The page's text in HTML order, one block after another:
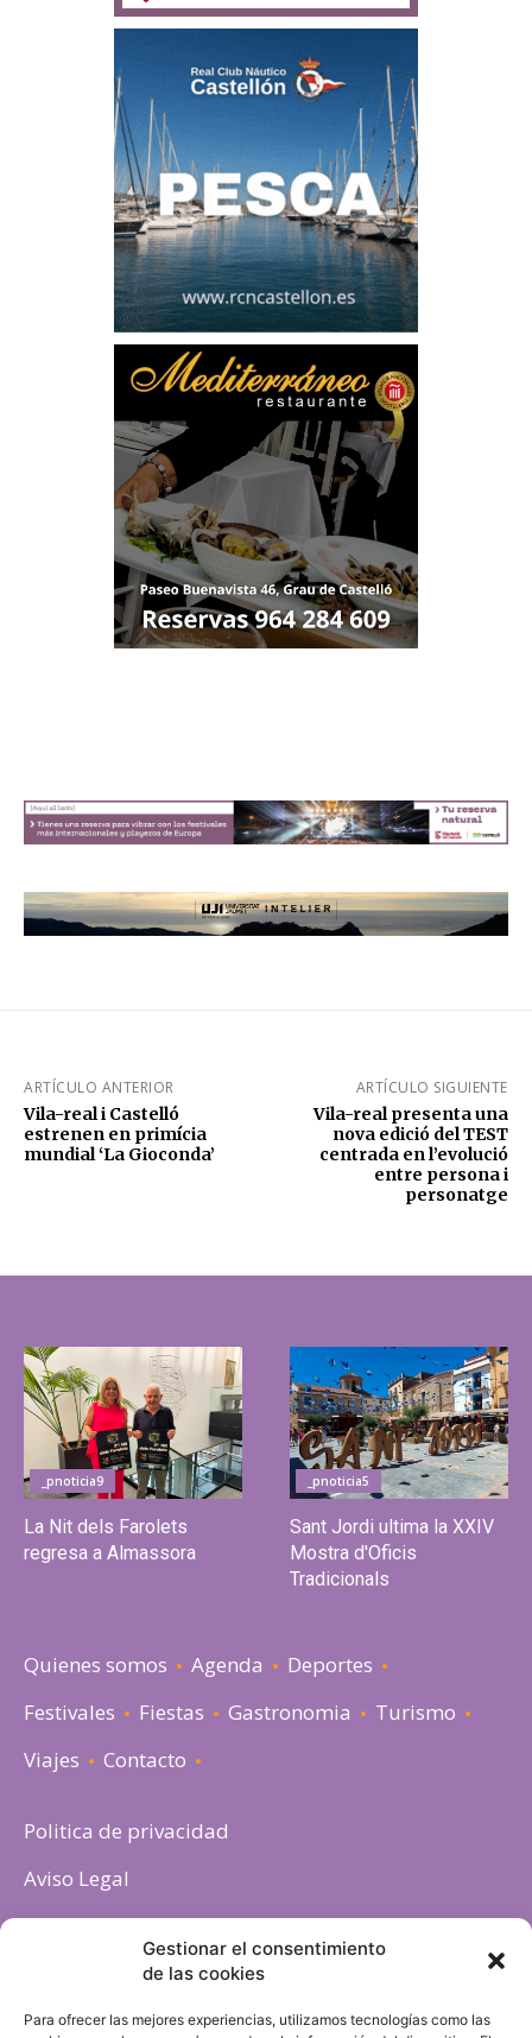
Gestionar el consentimiento
de las cookies
Para ofrecer las mejores experiencias, utilizamos tecnologías como las
ARTÍCULO ANTERIOR
Vila-real i Castelló
estrenen en primícia
mundial ‘La Gioconda’
ARTÍCULO SIGUIENTE
Vila-real presenta una
nova edició del TEST
centrada en l’evolució
entre persona i
personatge
_pnoticia9
La Nit dels Farolets
regresa a Almassora
_pnoticia5
Sant Jordi ultima la XXIV
Mostra d'Oficis
Tradicionals
Quienes somos Agenda
Deportes
Festivales
Fiestas Gastronomia
Turismo
Viajes
Contacto
Politica de privacidad
Aviso Legal
Política de cookies